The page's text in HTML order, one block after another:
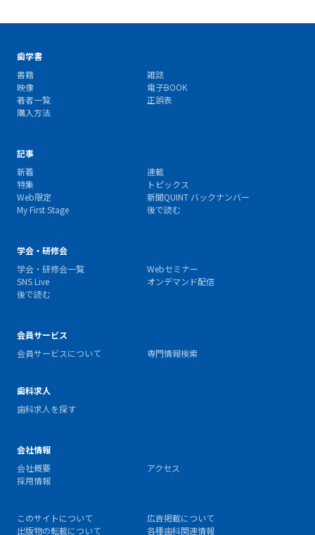
歯学書
書籍
雑誌
映像
電子BOOK
著者一覧
正誤表
購入方法
記事
新着
連載
特集
トピックス
Web限定
新聞QUINT バックナンバー
My First Stage
後で読む
学会・研修会
学会・研修会一覧
Webセミナー
SNS Live
オンデマンド配信
後で読む
会員サービス
会員サービスについて
専門情報検索
歯科求人
歯科求人を探す
会社情報
会社概要
アクセス
採用情報
このサイトについて
広告掲載について
出版物の転載について
各種歯科関連情報